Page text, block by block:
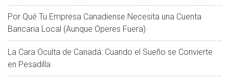
Por Qué Tu Empresa Canadiense Necesita una Cuenta
Bancaria Local (Aunque Operes Fuera)
La Cara Oculta de Canadá: Cuando el Sueño se Convierte
en Pesadilla